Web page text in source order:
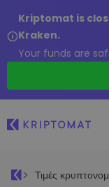
Kriptomat is
Kraken.
Your funds are
Τιμές